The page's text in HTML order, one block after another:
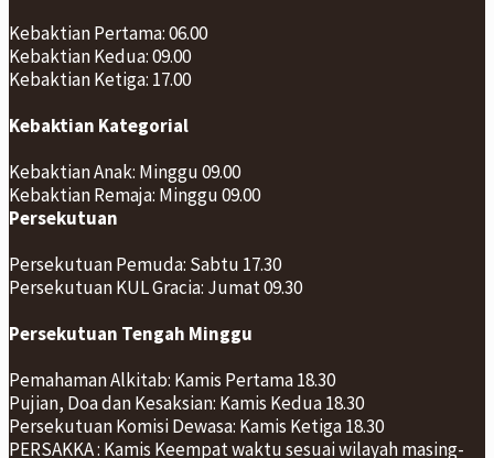
Kebaktian Pertama: 06.00
Kebaktian Kedua: 09.00
Kebaktian Ketiga: 17.00
Kebaktian Kategorial
Kebaktian Anak: Minggu 09.00
Kebaktian Remaja: Minggu 09.00
Persekutuan
Persekutuan Pemuda: Sabtu 17.30
Persekutuan KUL Gracia: Jumat 09.30
Persekutuan Tengah Minggu
Pemahaman Alkitab: Kamis Pertama 18.30
Pujian, Doa dan Kesaksian: Kamis Kedua 18.30
Persekutuan Komisi Dewasa: Kamis Ketiga 18.30
PERSAKKA : Kamis Keempat waktu sesuai wilayah masing-